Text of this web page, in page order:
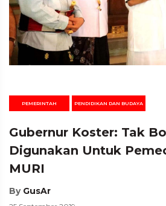
PEMERINTAH PENDIDIKAN DAN BUDAYA
Gubernur Koster: Tak
Digunakan Untuk
MURI
By GusAr